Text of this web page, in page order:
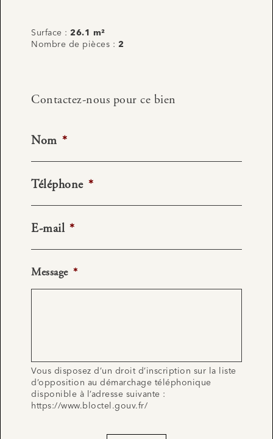
Surface : 26.1 m²
Nombre de pièces : 2
Contactez-nous pour ce bien
Nom *
Téléphone *
E-mail *
Message *
Vous disposez d’un droit d’inscription sur la liste
d’opposition au démarchage téléphonique
disponible à l’adresse suivante :
https://www.bloctel.gouv.fr/